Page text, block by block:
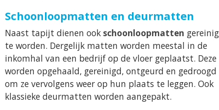
Schoonloopmatten en deurmatten
Naast tapijt dienen ook schoonloopmatten
te worden. Dergelijk matten worden meestal in de
inkomhal van een bedrijf op de vloer geplaatst. Deze
worden opgehaald, gereinigd, ontgeurd en gedroogd
om ze vervolgens weer op hun plaats te leggen. Ook
klassieke deurmatten worden aangepakt.